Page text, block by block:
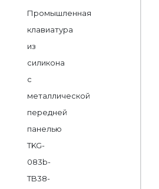
Промышленная
клавиатура
из
силикона
с
металлической
передней
панелью
TKG-
083b-
TB38-